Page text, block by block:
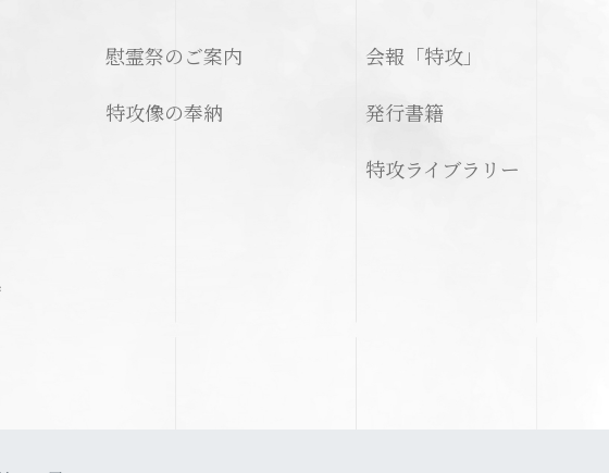
慰霊祭のご案内
特攻像の奉納
会報「特攻」
発行書籍
特攻ライブラリー